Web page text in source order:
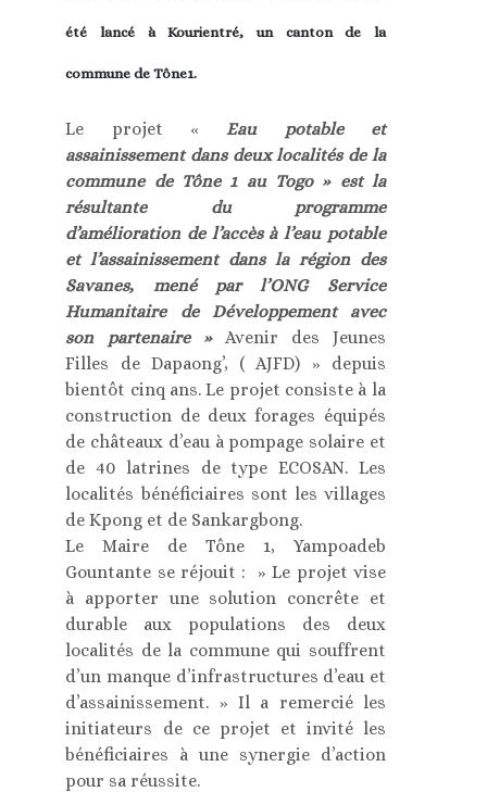
été lancé à Kourientré, un canton de la
commune de Tône1.
Le projet « Eau potable et
assainissement dans deux localités de la
commune de Tône 1 au Togo » est la
résultante du programme
d’amélioration de l’accès à l’eau potable
et l’assainissement dans la région des
Savanes, mené par l’ONG Service
Humanitaire de Développement avec
son partenaire »Avenir des Jeunes
Filles de Dapaong’, ( AJFD) » depuis
bientôt cinq ans. Le projet consiste à la
construction de deux forages équipés
de châteaux d’eau à pompage solaire et
de 40 latrines de type ECOSAN. Les
localités bénéficiaires sont les villages
de Kpong et de Sankargbong.
Le Maire de Tône 1, Yampoadeb
Gountante se réjouit : » Le projet vise
à apporter une solution concrête et
durable aux populations des deux
localités de la commune qui souffrent
d’un manque d’infrastructures d’eau et
d’assainissement. » Il a remercié les
initiateurs de ce projet et invité les
bénéficiaires à une synergie d’action
pour sa réussite.